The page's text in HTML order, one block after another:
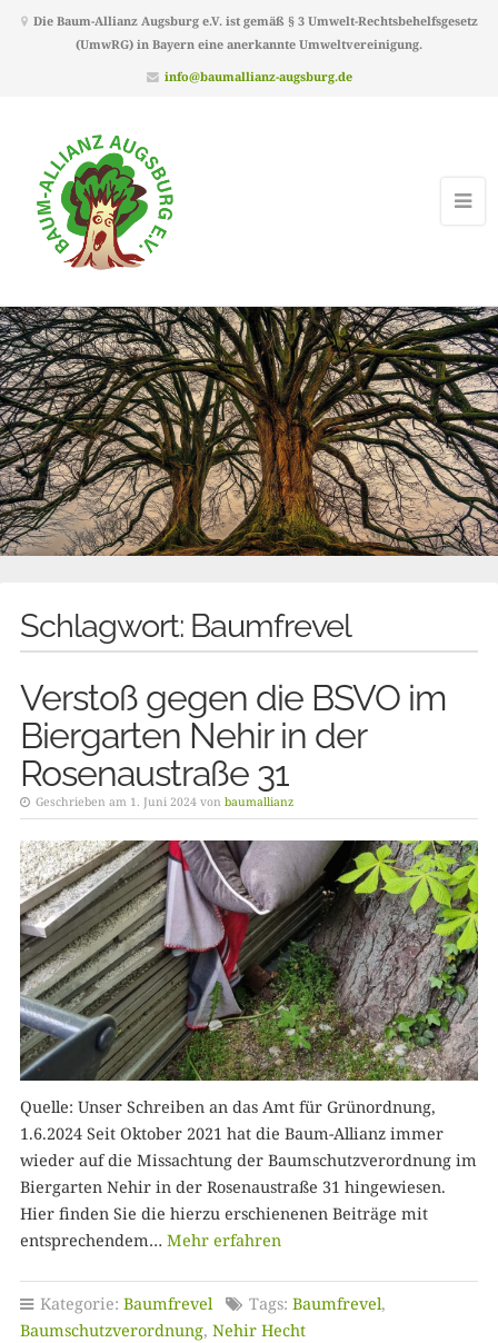
Die Baum-Allianz Augsburg e.V. ist gemäß § 3 Umwelt-Rechtsbehelfsgesetz
(UmwRG) in Bayern eine anerkannte Umweltvereinigung.
info@baumallianz-augsburg.de
Schlagwort: Baumfrevel
Verstoß gegen die BSVO im
Biergarten Nehir in der
Rosenaustraße 31
Geschrieben am 1. Juni 2024 von baumallianz
Quelle: Unser Schreiben an das Amt für Grünordnung,
1.6.2024 Seit Oktober 2021 hat die Baum-Allianz immer
wieder auf die Missachtung der Baumschutzverordnung im
Biergarten Nehir in der Rosenaustraße 31 hingewiesen.
Hier finden Sie die hierzu erschienenen Beiträge mit
entsprechendem… Mehr erfahren
Kategorie: Baumfrevel Tags: Baumfrevel,
Baumschutzverordnung, Nehir Hecht